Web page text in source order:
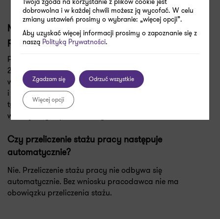
Na jakie uprawnienia pracownicze wpływa
przeliczony staż pracy?
Przeliczony staż pracy może wpłynąć m.in. na uzyskanie
26 dni urlopu wypoczynkowego, długość okresu
wypowiedzenia, prawo do odpraw, dodatków stażowych
i nagród jubileuszowych. W firmach prywatnych zakres
tych świadczeń zależy dodatkowo od regulacji
wewnętrznych pracodawcy.
Czy przeliczenie stażu pracy następuje
automatycznie?
Nie. Przeliczenie stażu pracy nie odbywa się
automatycznie. Bez wniosku pracodawca nie ma
obowiązku przeliczenia stażu.
dobrowolna i w każdej chwili możesz ją wycofać. W celu
zmiany ustawień prosimy o wybranie: „więcej opcji”.
Aby uzyskać więcej informacji prosimy o zapoznanie się z
naszą Polityką Prywatności.
Zgadzam się Odrzuć wszystkie
Więcej opcji